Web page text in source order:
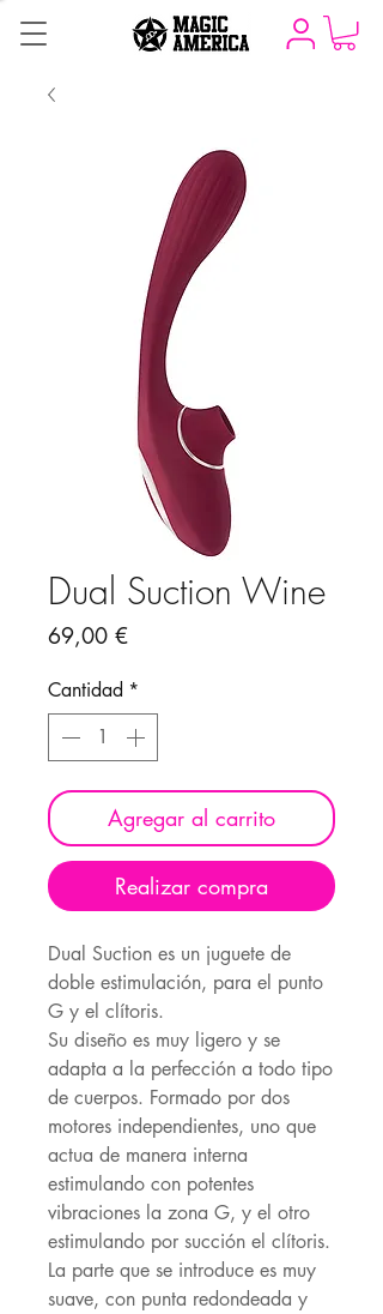
Dual Suction Wine
69,00 €Precio
Cantidad *
Agregar al carrito
Realizar compra
Dual Suction es un juguete de
doble estimulación, para el punto
G y el clítoris.
Su diseño es muy ligero y se
adapta a la perfección a todo tipo
de cuerpos. Formado por dos
motores independientes, uno que
actua de manera interna
estimulando con potentes
vibraciones la zona G, y el otro
estimulando por succión el clítoris.
La parte que se introduce es muy
suave, con punta redondeada y